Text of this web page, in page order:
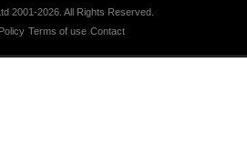
2001-2026. All Rights Reserved.
Terms of use Contact